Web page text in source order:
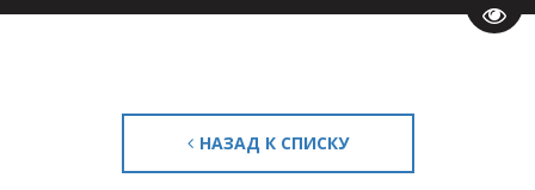
НАЗАД К СПИСКУ